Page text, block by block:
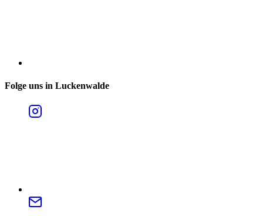
Folge uns in Luckenwalde